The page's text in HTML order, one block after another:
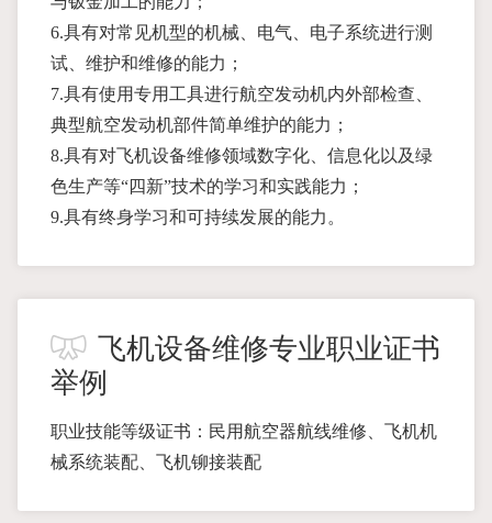
6.具有对常见机型的机械、电气、电子系统进行测
试、维护和维修的能力；
7.具有使用专用工具进行航空发动机内外部检查、
典型航空发动机部件简单维护的能力；
8.具有对飞机设备维修领域数字化、信息化以及绿
色生产等“四新”技术的学习和实践能力；
9.具有终身学习和可持续发展的能力。
飞机设备维修专业职业证书
举例
职业技能等级证书：民用航空器航线维修、飞机机
械系统装配、飞机铆接装配